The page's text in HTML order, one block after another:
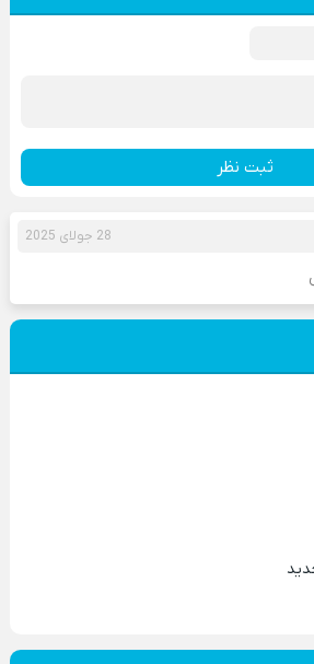
ثبت نظر
28 جولای 2025